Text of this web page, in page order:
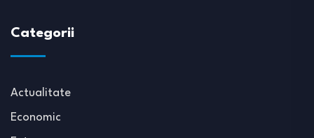
Categorii
Actualitate
Economic